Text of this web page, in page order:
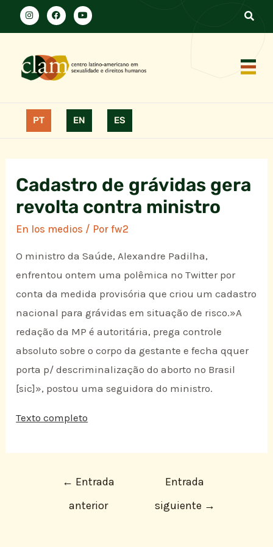
PT EN ES
Cadastro de grávidas gera
revolta contra ministro
En los medios / Porfw2
O ministro da Saúde, Alexandre Padilha,
enfrentou ontem uma polêmica no Twitter por
conta da medida provisória que criou um cadastro
nacional para grávidas em situação de risco.»A
redação da MP é autoritária, prega controle
absoluto sobre o corpo da gestante e fecha qquer
porta p/ descriminalização do aborto no Brasil
[sic]», postou uma seguidora do ministro.
Texto completo
← Entrada
anterior
Entrada
siguiente →